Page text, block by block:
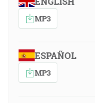
MP3
ESPAÑOL
MP3